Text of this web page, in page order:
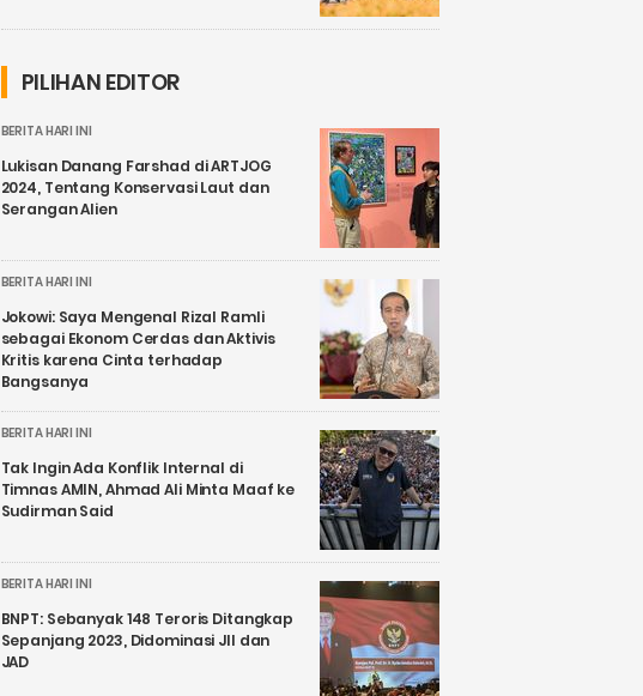
PILIHAN EDITOR
BERITA HARI INI
Lukisan Danang Farshad di ARTJOG
2024, Tentang Konservasi Laut dan
Serangan Alien
BERITA HARI INI
Jokowi: Saya Mengenal Rizal Ramli
sebagai Ekonom Cerdas dan Aktivis
Kritis karena Cinta terhadap
Bangsanya
BERITA HARI INI
Tak Ingin Ada Konflik Internal di
Timnas AMIN, Ahmad Ali Minta Maaf ke
Sudirman Said
BERITA HARI INI
BNPT: Sebanyak 148 Teroris Ditangkap
Sepanjang 2023, Didominasi JII dan
JAD